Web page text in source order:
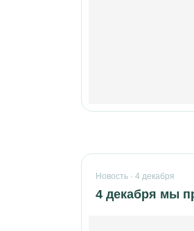
Новость · 4 декабря
4 декабря мы